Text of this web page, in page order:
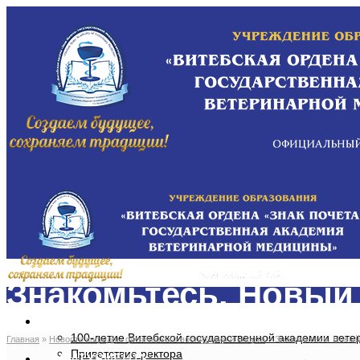
100-летие Витебской государственной академии
Приветствие ректора
Знакомьтесь.
Главная » Новости кафедры физического воспитания и спорта » Знакомьтесь.